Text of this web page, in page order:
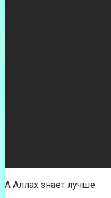
А Аллах знает лучше.